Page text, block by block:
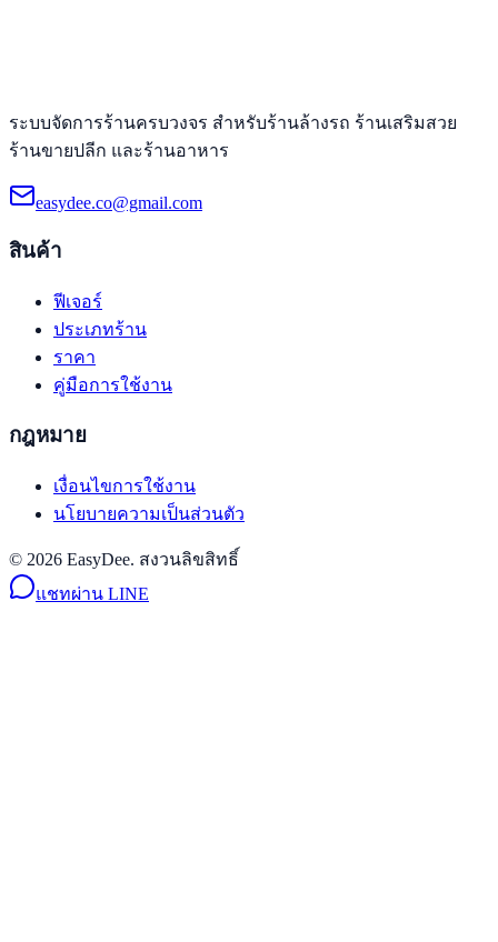
ระบบจัดการร้านครบวงจร สำหรับร้านล้างรถ ร้านเสริมสวย
ร้านขายปลีก และร้านอาหาร
easydee.co@gmail.com
สินค้า
ฟีเจอร์
ประเภทร้าน
ราคา
คู่มือการใช้งาน
กฎหมาย
เงื่อนไขการใช้งาน
นโยบายความเป็นส่วนตัว
© 2026 EasyDee. สงวนลิขสิทธิ์
แชทผ่าน LINE